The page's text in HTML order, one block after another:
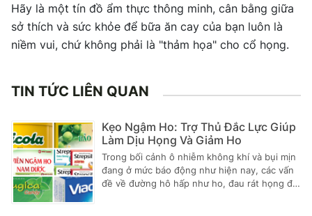
Hãy là một tín đồ ẩm thực thông minh, cân bằng giữa
sở thích và sức khỏe để bữa ăn cay của bạn luôn là
niềm vui, chứ không phải là "thảm họa" cho cổ họng.
TIN TỨC LIÊN QUAN
Kẹo Ngậm Ho: Trợ Thủ Đắc Lực Giúp
Làm Dịu Họng Và Giảm Ho
Trong bối cảnh ô nhiễm không khí và bụi mịn
đang ở mức báo động như hiện nay, các vấn
đề về đường hô hấp như ho, đau rát họng đã